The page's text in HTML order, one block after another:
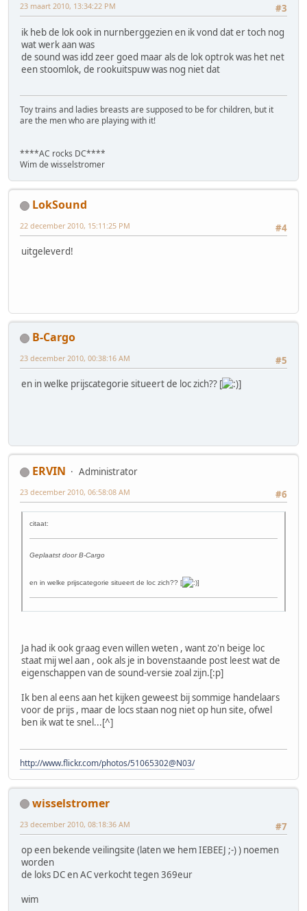
#3
23 maart 2010, 13:34:22 PM
ik heb de lok ook in nurnberggezien en ik vond dat er toch nog
wat werk aan was
de sound was idd zeer goed maar als de lok optrok was het net
een stoomlok, de rookuitspuw was nog niet dat
Toy trains and ladies breasts are supposed to be for children, but it
are the men who are playing with it!
****AC rocks DC****
Wim de wisselstromer
LokSound
#4
22 december 2010, 15:11:25 PM
uitgeleverd!
B-Cargo
#5
23 december 2010, 00:38:16 AM
en in welke prijscategorie situeert de loc zich?? [ ]
ERVIN
Administrator
#6
23 december 2010, 06:58:08 AM
citaat:
Geplaatst door B-Cargo
en in welke prijscategorie situeert de loc zich?? [ ]
Ja had ik ook graag even willen weten , want zo'n beige loc
staat mij wel aan , ook als je in bovenstaande post leest wat de
eigenschappen van de sound-versie zoal zijn.[:p]
Ik ben al eens aan het kijken geweest bij sommige handelaars
voor de prijs , maar de locs staan nog niet op hun site, ofwel
ben ik wat te snel...[^]
http://www.flickr.com/photos/51065302@N03/
wisselstromer
#7
23 december 2010, 08:18:36 AM
op een bekende veilingsite (laten we hem IEBEEJ ;-) ) noemen
worden
de loks DC en AC verkocht tegen 369eur
wim